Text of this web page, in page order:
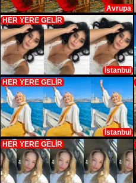
Avrupa
HER YERE GELİR
İstanbul
HER YERE GELİR
İstanbul
HER YERE GELİR